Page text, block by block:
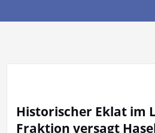
Historischer Eklat im
Fraktion versagt